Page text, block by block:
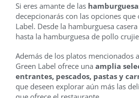
Si eres amante de las
decepcionarás con las opciones que
Label. Desde la hamburguesa
hasta la hamburguesa de pollo
Además de los platos mencionados
Green Label ofrece una amplia
entrantes, pescados, pastas y
que deseen explorar aún más las